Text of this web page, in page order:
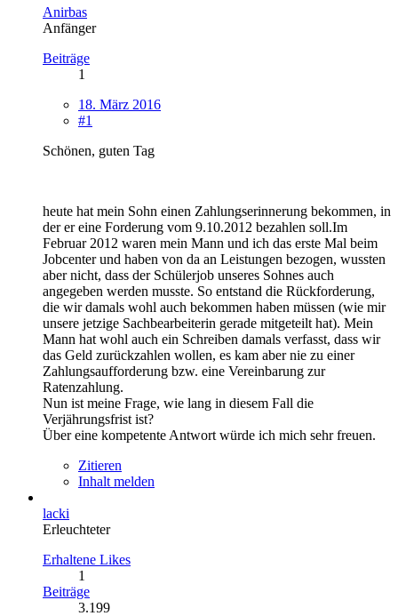
Anirbas
Anfänger
Beiträge
1
18. März 2016
#1
Schönen, guten Tag
heute hat mein Sohn einen Zahlungserinnerung bekommen, in
der er eine Forderung vom 9.10.2012 bezahlen soll.Im
Februar 2012 waren mein Mann und ich das erste Mal beim
Jobcenter und haben von da an Leistungen bezogen, wussten
aber nicht, dass der Schülerjob unseres Sohnes auch
angegeben werden musste. So entstand die Rückforderung,
die wir damals wohl auch bekommen haben müssen (wie mir
unsere jetzige Sachbearbeiterin gerade mitgeteilt hat). Mein
Mann hat wohl auch ein Schreiben damals verfasst, dass wir
das Geld zurückzahlen wollen, es kam aber nie zu einer
Zahlungsaufforderung bzw. eine Vereinbarung zur
Ratenzahlung.
Nun ist meine Frage, wie lang in diesem Fall die
Verjährungsfrist ist?
Über eine kompetente Antwort würde ich mich sehr freuen.
Zitieren
Inhalt melden
lacki
Erleuchteter
Erhaltene Likes
1
Beiträge
3.199